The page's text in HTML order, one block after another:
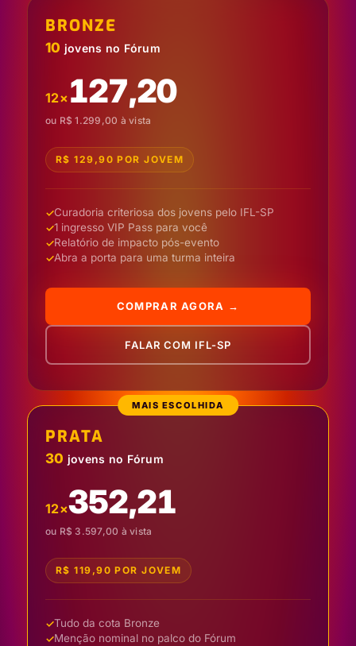
BRONZE
10 jovens no Fórum
12× 127,20
ou R$ 1.299,00 à vista
R$ 129,90 POR JOVEM
Curadoria criteriosa dos jovens pelo IFL-SP
1 ingresso VIP Pass para você
Relatório de impacto pós-evento
Abra a porta para uma turma inteira
COMPRAR AGORA →
FALAR COM IFL-SP
MAIS ESCOLHIDA
PRATA
30 jovens no Fórum
12×352,21
ou R$ 3.597,00 à vista
R$ 119,90 POR JOVEM
Tudo da cota Bronze
Menção nominal no palco do Fórum